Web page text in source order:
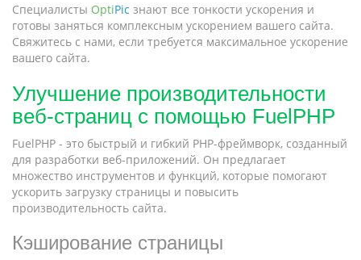
Специалисты OptiPic знают все тонкости ускорения и
готовы заняться комплексным ускорением вашего сайта.
Свяжитесь с нами, если требуется максимальное ускорение
вашего сайта.
Улучшение производительности
веб-страниц с помощью FuelPHP
FuelPHP - это быстрый и гибкий PHP-фреймворк, созданный
для разработки веб-приложений. Он предлагает
множество инструментов и функций, которые помогают
ускорить загрузку страницы и повысить
производительность сайта.
Кэширование страницы